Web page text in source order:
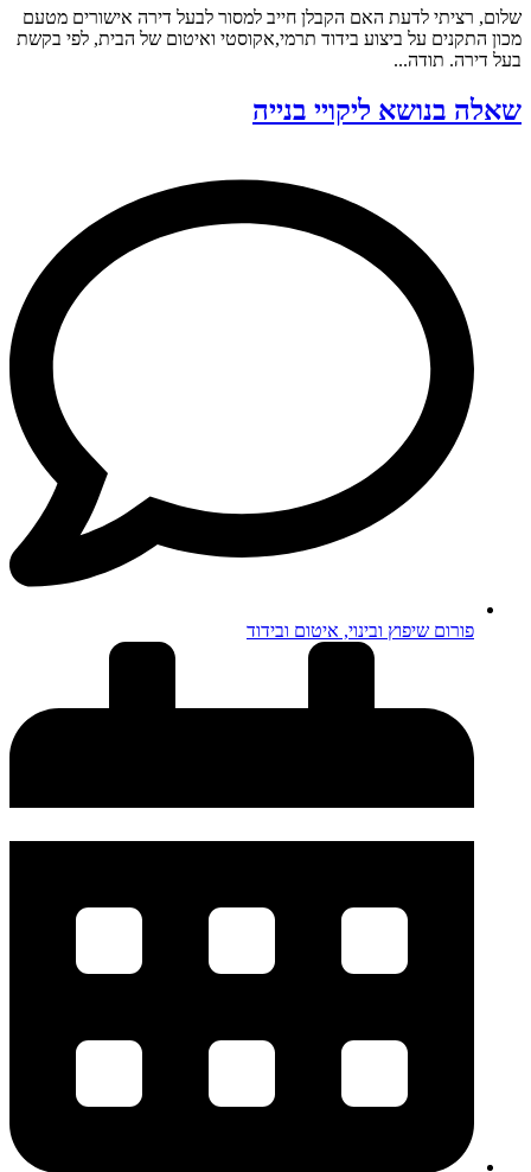
שלום, רציתי לדעת האם הקבלן חייב למסור לבעל דירה אישורים מטעם
מכון התקנים על ביצוע בידוד תרמי,אקוסטי ואיטום של הבית, לפי בקשת
בעל דירה. תודה...
שאלה בנושא ליקויי בנייה
פורום שיפוץ ובינוי, איטום ובידוד